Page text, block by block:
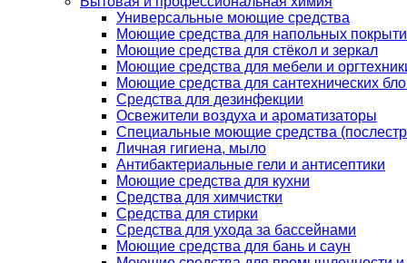
Универсальные моющие средства
Моющие средства для напольных
Моющие средства для стёкол и зеркал
Моющие средства для мебели и
Моющие средства для сантехнических
Средства для дезинфекции
Освежители воздуха и ароматизаторы
Специальные моющие средства
Личная гигиена, мыло
Антибактериальные гели и антисептики
Моющие средства для кухни
Средства для химчистки
Средства для стирки
Средства для ухода за бассейнами
Моющие средства для бань и саун